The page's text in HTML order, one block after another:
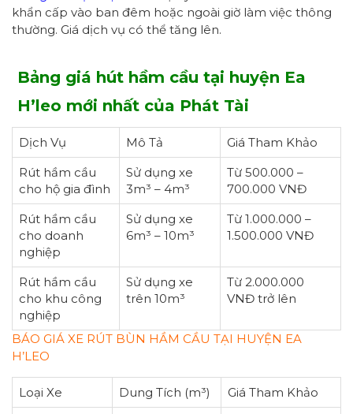
khẩn cấp vào ban đêm hoặc ngoài giờ làm việc thông
thường. Giá dịch vụ có thể tăng lên.
Bảng giá hút hầm cầu tại huyện Ea
H’leo mới nhất của Phát Tài
Dịch Vụ Mô Tả
Giá Tham Khảo
Rút hầm cầu
cho hộ gia đình
Sử dụng xe
3m³ – 4m³
Từ 500.000 –
700.000 VNĐ
Rút hầm cầu
cho doanh
nghiệp
Sử dụng xe
6m³ – 10m³
Từ 1.000.000 –
1.500.000 VNĐ
Rút hầm cầu
cho khu công
nghiệp
Sử dụng xe
trên 10m³
Từ 2.000.000
VNĐ trở lên
BÁO GIÁ XE RÚT BÙN HẦM CẦU TẠI HUYỆN EA
H’LEO
Loại Xe Dung Tích (m³)
Giá Tham Khảo